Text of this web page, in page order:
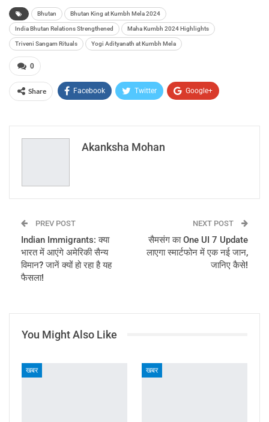
Bhutan Bhutan King at Kumbh Mela 2024
India Bhutan Relations Strengthened Maha Kumbh 2024 Highlights
Triveni Sangam Rituals Yogi Adityanath at Kumbh Mela
0
Share Facebook Twitter Google+
Email
Akanksha Mohan
PREV POST
Indian Immigrants: क्या
भारत में आएंगे अमेरिकी सैन्य
विमान? जानें क्यों हो रहा है यह
फैसला!
NEXT POST
सैमसंग का One UI 7 Update
लाएगा स्मार्टफोन में एक नई जान,
जानिए कैसे!
You Might Also Like
खबर खबर